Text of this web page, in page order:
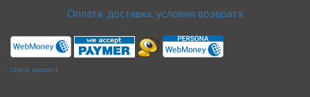
Оплата, доставка, условия возврата
Check passport